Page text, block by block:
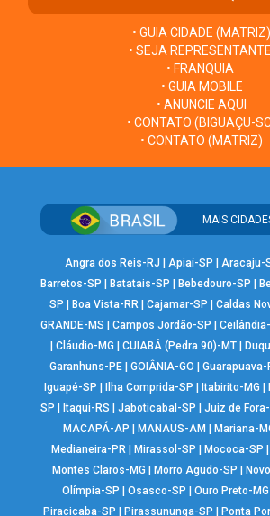
• GUIA CIDADE (MATRIZ)
• SEJA REPRESENTANTE
• FRANQUIA
• GUIA MOBILE
• ANUNCIE AQUI
• CONTATO (BIGUAÇU-
• CONTATO (MATRIZ)
MAIS
Angra dos Reis-RJ Apiaí-SP Aracaju-
Barretos-SP
Batatais-SP Bebedouro-SP
SP
Boa Vista-RR |Cajamar-SP |Caldas
GRANDE-MS
Campos Jordão-SP
Cláudio-MG CUIABÁ (Pedra 90)-MT|
Garanhuns-PE |GOIÂNIA-GO |Guarapuava-
Iguapé-SP
Ilha Comprida-SP Itabirito-MG
SP
Itaqui-RS |Jaboticabal-SP |Juiz de Fora-
MACAPÁ-AP
MANAUS-AM Mariana-
Medianeira-PR
Mirassol-SP Mococa-SP
Montes Claros-MG
Morro Agudo-SP
Olímpia-SP
|Osasco-SP |Ouro Preto-MG
Piracicaba-SP
Pirassununga-SP Ponta